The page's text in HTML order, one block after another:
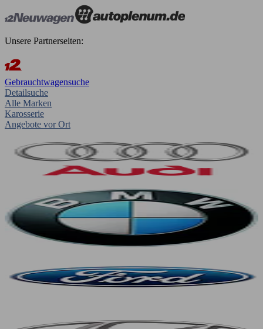
Unsere Partnerseiten:
Gebrauchtwagensuche
Detailsuche
Alle Marken
Karosserie
Angebote vor Ort